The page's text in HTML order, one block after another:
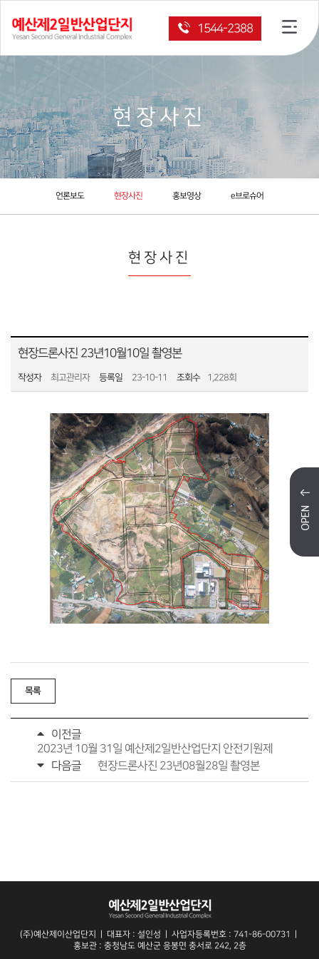
1544-2388
현장사진
언론보도 현장사진 홍보영상 e브로슈어
현장사진
현장드론사진 23년10월10일 촬영본
작성자 최고관리자 등록일 23-10-11 조회수 1,228회
목록
이전글
2023년 10월 31일 예산제2일반산업단지 안전기원제
다음글
현장드론사진 23년08월28일 촬영본
(주)예산제이산업단지 대표자 : 설인성 사업자등록번호 : 741-86-00731
홍보관 : 충청남도 예산군 응봉면 충서로 242, 2층